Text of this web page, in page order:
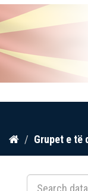
Kalo
përmbajtja
Grupet e të